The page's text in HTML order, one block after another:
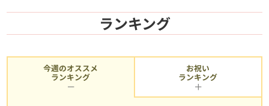
ランキング
今週のオススメ
ランキング
お祝い
ランキング